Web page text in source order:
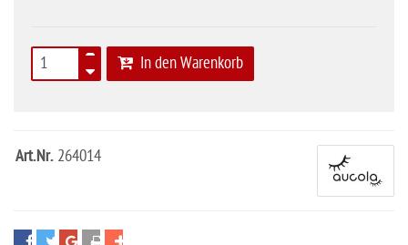
In den Warenkorb
Art.Nr. 264014